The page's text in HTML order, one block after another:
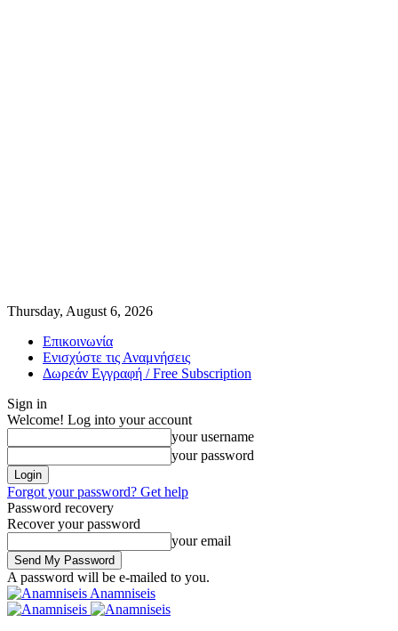
Thursday, August 6, 2026
Επικοινωνία
Ενισχύστε τις Αναμνήσεις
Δωρεάν Εγγραφή / Free Subscription
Sign in
Welcome! Log into your account
your username
your password
Forgot your password? Get help
Password recovery
Recover your password
your email
A password will be e-mailed to you.
Anamniseis